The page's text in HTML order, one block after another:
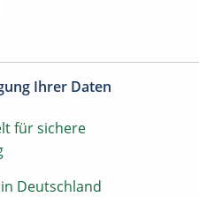
Ihrer Daten
für sichere
Deutschland